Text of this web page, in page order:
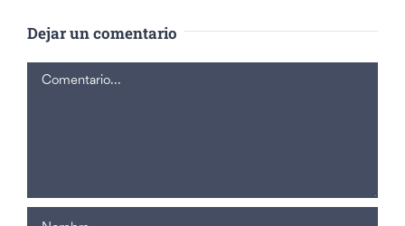
Dejar un comentario
Comentario